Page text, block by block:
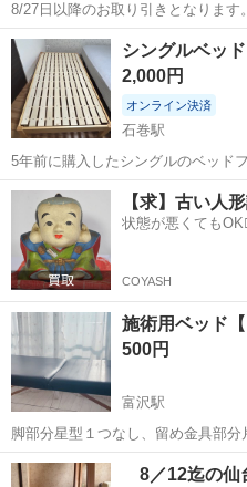
8/27日以降のお取り引きとなりま
いたので使用頻度は少なめです。4
れあり
宮城 仙台市 富沢駅 ベッ
シングルベッ
2,000円
オンライン決済
石巻駅
5年前に購入したシングルのベッド
す。
宮城 石巻市 石巻駅 ベ
【求】古い人
状態が悪くても
COYASH
施術用ベッド
500円
富沢駅
脚部分星型１つなし、留め金具部分
ネジを使用した組み立て等はなく5
なります。 主な特徴 ■コンパクト＆軽量。 ■耐荷重800kg。 ■脚部の
宮城 仙台市 富沢駅 ベッ
8／12迄の仙